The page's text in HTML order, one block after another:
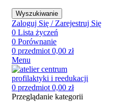
Wyszukiwanie
Zaloguj Się / Zarejestruj Się
0 Lista życzeń
0 Porównanie
0 przedmiot 0,00 zł
Menu
0 przedmiot 0,00 zł
Przeglądanie kategorii